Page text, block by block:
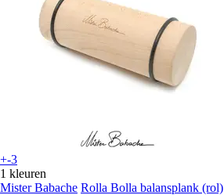
+-3
1 kleuren
Mister Babache Rolla Bolla balansplank (rol)